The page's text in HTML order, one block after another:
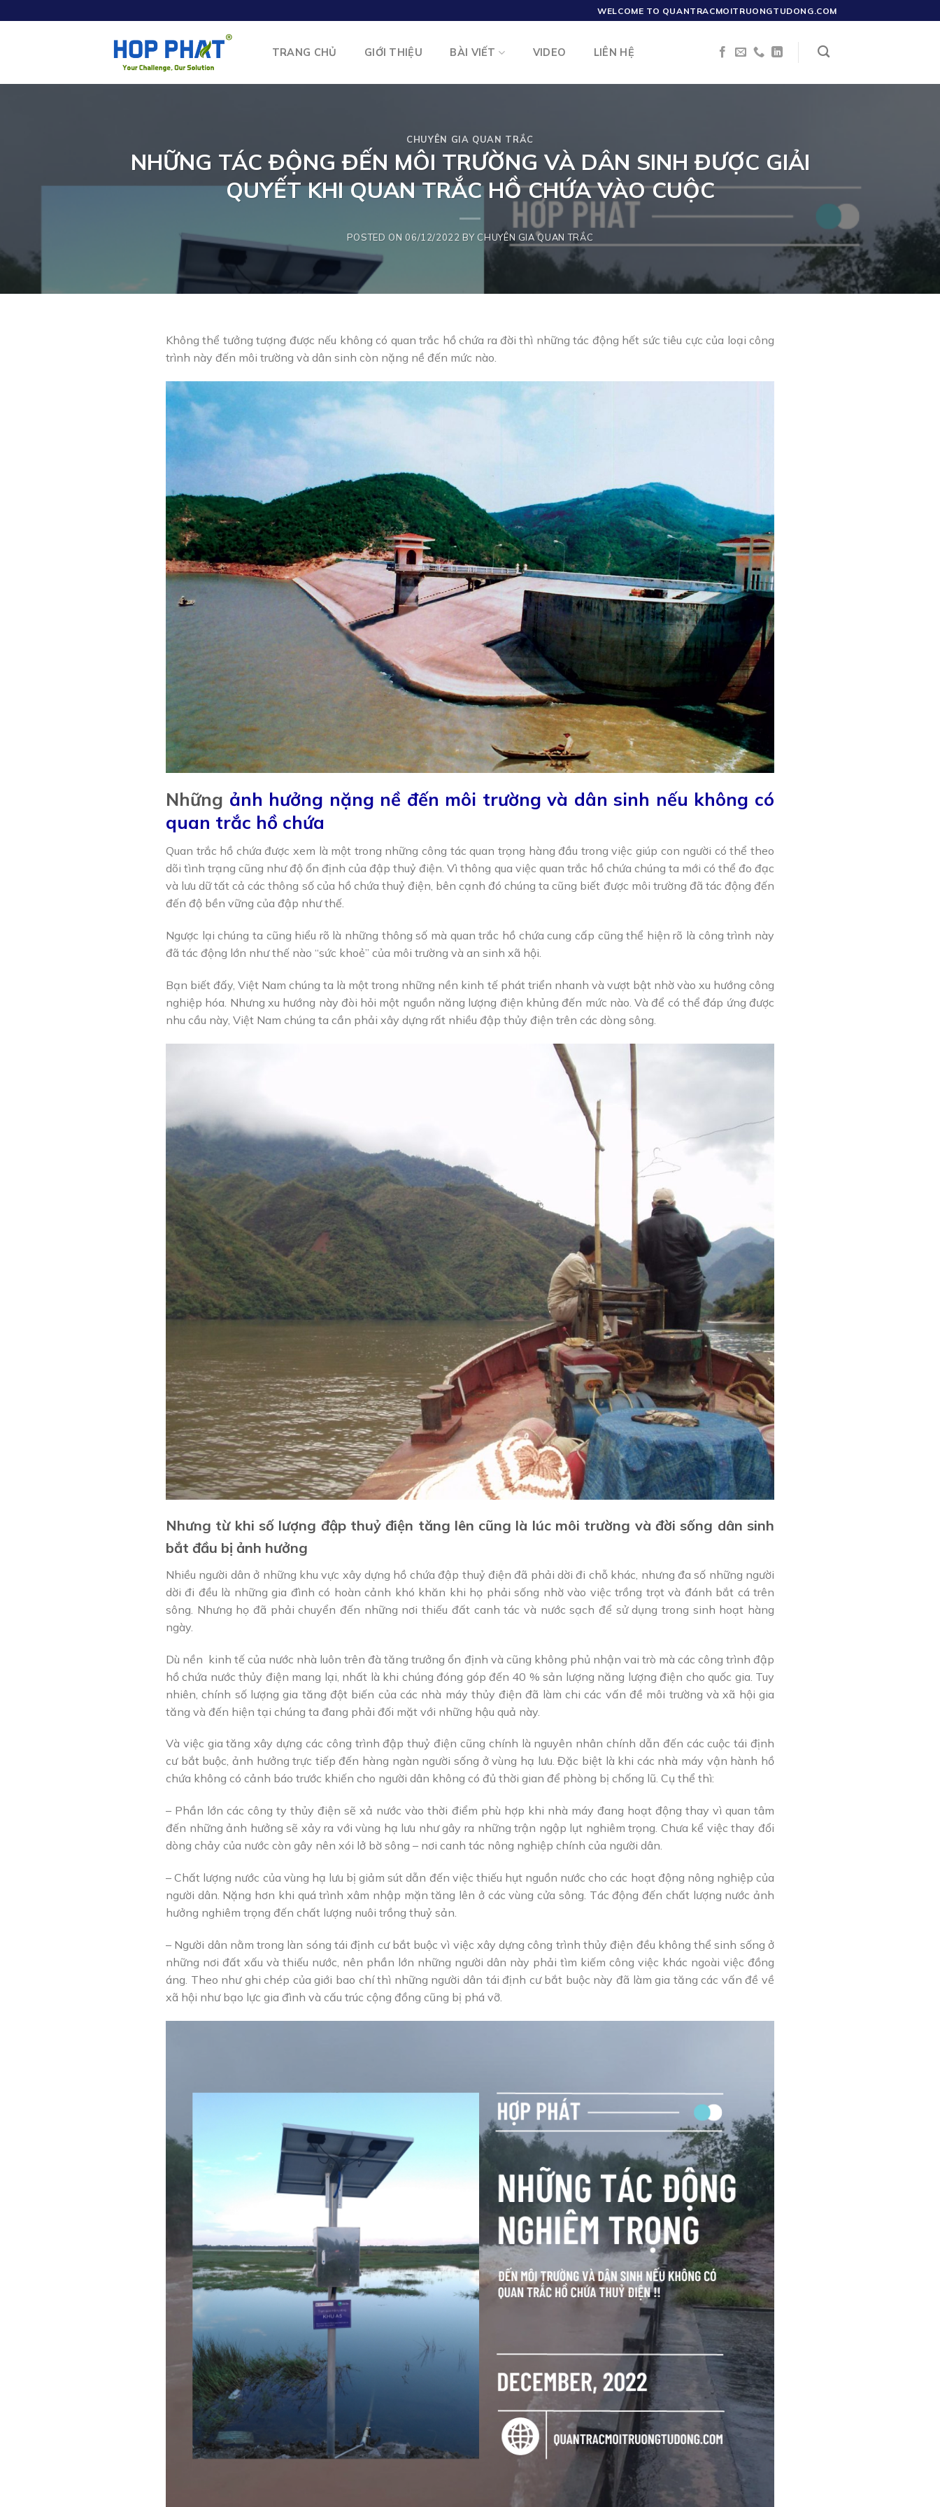
WELCOME TO QUANTRACMOITRUONGTUDONG.COM
TRANG CHỦ GIỚI THIỆU BÀI VIẾT VIDEO LIÊN HỆ
CHUYÊN GIA QUAN TRẮC
NHỮNG TÁC ĐỘNG ĐẾN MÔI TRƯỜNG VÀ DÂN SINH ĐƯỢC GIẢI
QUYẾT KHI QUAN TRẮC HỒ CHỨA VÀO CUỘC
POSTED ON 06/12/2022 BY CHUYÊN GIA QUAN TRẮC
Không thể tưởng tượng được nếu không có quan trắc hồ chứa ra đời thì những tác động hết sức tiêu cực của loại công
trình này đến môi trường và dân sinh còn nặng nề đến mức nào.
Những ảnh hưởng nặng nề đến môi trường và dân sinh nếu không có
quan trắc hồ chứa
Quan trắc hồ chứa được xem là một trong những công tác quan trọng hàng đầu trong việc giúp con người có thể theo
dõi tình trạng cũng như độ ổn định của đập thuỷ điện. Vì thông qua việc quan trắc hồ chứa chúng ta mới có thể đo đạc
và lưu dữ tất cả các thông số của hồ chứa thuỷ điện, bên cạnh đó chúng ta cũng biết được môi trường đã tác động đến
đến độ bền vững của đập như thế.
Ngược lại chúng ta cũng hiểu rõ là những thông số mà quan trắc hồ chứa cung cấp cũng thể hiện rõ là công trình này
đã tác động lớn như thế nào “sức khoẻ” của môi trường và an sinh xã hội.
Bạn biết đấy, Việt Nam chúng ta là một trong những nền kinh tế phát triển nhanh và vượt bật nhờ vào xu hướng công
nghiệp hóa. Nhưng xu hướng này đòi hỏi một nguồn năng lượng điện khủng đến mức nào. Và để có thể đáp ứng được
nhu cầu này, Việt Nam chúng ta cần phải xây dựng rất nhiều đập thủy điện trên các dòng sông.
Nhưng từ khi số lượng đập thuỷ điện tăng lên cũng là lúc môi trường và đời sống dân sinh
bắt đầu bị ảnh hưởng
Nhiều người dân ở những khu vực xây dựng hồ chứa đập thuỷ điện đã phải dời đi chỗ khác, nhưng đa số những người
dời đi đều là những gia đình có hoàn cảnh khó khăn khi họ phải sống nhờ vào việc trồng trọt và đánh bắt cá trên
sông. Nhưng họ đã phải chuyển đến những nơi thiếu đất canh tác và nước sạch để sử dụng trong sinh hoạt hàng
ngày.
Dù nền kinh tế của nước nhà luôn trên đà tăng trưởng ổn định và cũng không phủ nhận vai trò mà các công trình đập
hồ chứa nước thủy điện mang lại, nhất là khi chúng đóng góp đến 40 % sản lượng năng lượng điện cho quốc gia. Tuy
nhiên, chính số lượng gia tăng đột biến của các nhà máy thủy điện đã làm chi các vấn đề môi trường và xã hội gia
tăng và đến hiện tại chúng ta đang phải đối mặt với những hậu quả này.
Và việc gia tăng xây dựng các công trình đập thuỷ điện cũng chính là nguyên nhân chính dẫn đến các cuộc tái định
cư bắt buộc, ảnh hưởng trực tiếp đến hàng ngàn người sống ở vùng hạ lưu. Đặc biệt là khi các nhà máy vận hành hồ
chứa không có cảnh báo trước khiến cho người dân không có đủ thời gian để phòng bị chống lũ. Cụ thể thì:
– Phần lớn các công ty thủy điện sẽ xả nước vào thời điểm phù hợp khi nhà máy đang hoạt động thay vì quan tâm
đến những ảnh hưởng sẽ xảy ra với vùng hạ lưu như gây ra những trận ngập lụt nghiêm trọng. Chưa kể việc thay đổi
dòng chảy của nước còn gây nên xói lở bờ sông – nơi canh tác nông nghiệp chính của người dân.
– Chất lượng nước của vùng hạ lưu bị giảm sút dẫn đến việc thiếu hụt nguồn nước cho các hoạt động nông nghiệp của
người dân. Nặng hơn khi quá trình xâm nhập mặn tăng lên ở các vùng cửa sông. Tác động đến chất lượng nước ảnh
hưởng nghiêm trọng đến chất lượng nuôi trồng thuỷ sản.
– Người dân nằm trong làn sóng tái định cư bắt buộc vì việc xây dựng công trình thủy điện đều không thể sinh sống ở
những nơi đất xấu và thiếu nước, nên phần lớn những người dân này phải tìm kiếm công việc khác ngoài việc đồng
áng. Theo như ghi chép của giới bao chí thì những người dân tái định cư bắt buộc này đã làm gia tăng các vấn đề về
xã hội như bạo lực gia đình và cấu trúc cộng đồng cũng bị phá vỡ.